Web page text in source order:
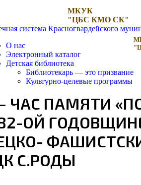
МКУК
"ЦБС КМО СК"
О нас
Электронный каталог
Детская библиотека
Библиотекарь — это призвание
Культурно-целевые программы
ЧАС ПАМЯТИ
ОЙ
С.РОДЫ